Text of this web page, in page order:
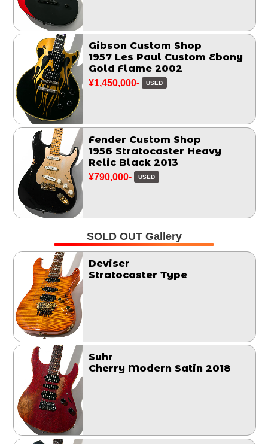
Gibson Custom Shop
1957 Les Paul Custom Ebony
Gold Flame 2002
¥1,450,000- USED
Fender Custom Shop
1956 Stratocaster Heavy
Relic Black 2013
¥790,000- USED
SOLD OUT Gallery
Deviser
Stratocaster Type
Suhr
Cherry Modern Satin 2018